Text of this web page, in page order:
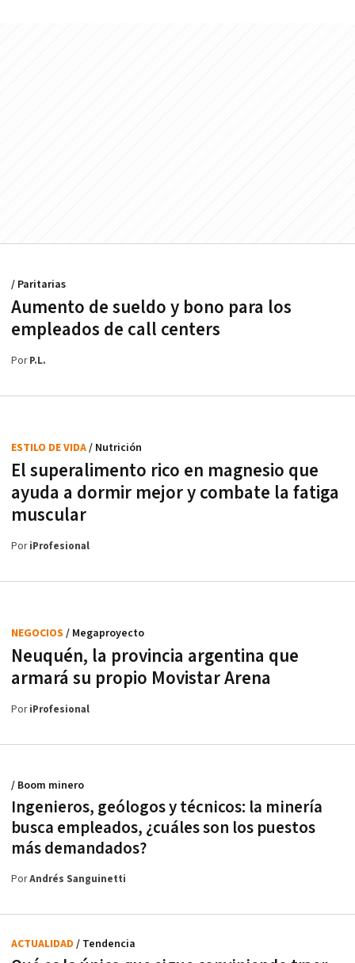
Aumento de sueldo y bono para los
empleados de call centers
/ Paritarias
PorP.L.
El superalimento rico en magnesio que
ayuda a dormir mejor y combate la fatiga
muscular
ESTILO DE VIDA/ Nutrición
PoriProfesional
Neuquén, la provincia argentina que
armará su propio Movistar Arena
NEGOCIOS / Megaproyecto
PoriProfesional
Ingenieros, geólogos y técnicos: la minería
busca empleados, ¿cuáles son los puestos
más demandados?
/ Boom minero
PorAndrés Sanguinetti
ACTUALIDAD / Tendencia